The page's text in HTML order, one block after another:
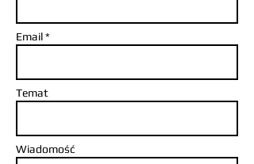
Email *
Temat
Wiadomość